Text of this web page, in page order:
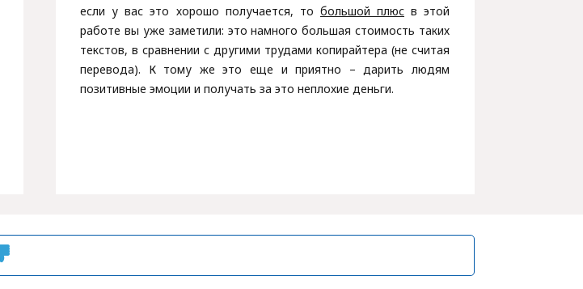
если у вас это хорошо получается, то большой плюс в этой
работе вы уже заметили: это намного большая стоимость таких
текстов, в сравнении с другими трудами копирайтера (не считая
перевода). К тому же это еще и приятно – дарить людям
позитивные эмоции и получать за это неплохие деньги.